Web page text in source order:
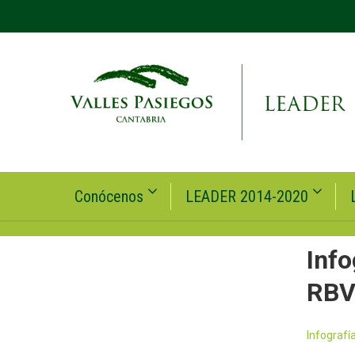
Conócenos LEADER 2014-2020